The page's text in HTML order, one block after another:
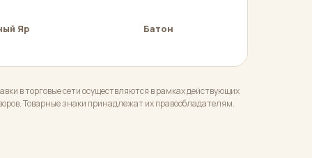
Яр Батон
в торговые сети осуществляются в рамках действующих
Товарные знаки принадлежат их правообладателям.